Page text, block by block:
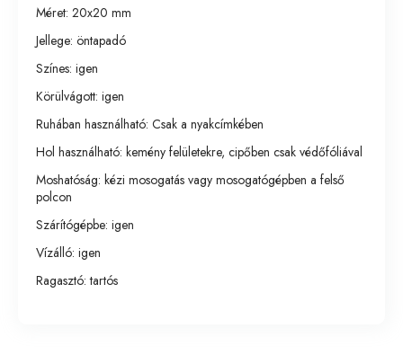
Méret: 20x20 mm
Jellege: öntapadó
Színes: igen
Körülvágott: igen
Ruhában használható: Csak a nyakcímkében
Hol használható: kemény felületekre, cipőben csak védőfóliával
Moshatóság: kézi mosogatás vagy mosogatógépben a felső
polcon
Szárítógépbe: igen
Vízálló: igen
Ragasztó: tartós